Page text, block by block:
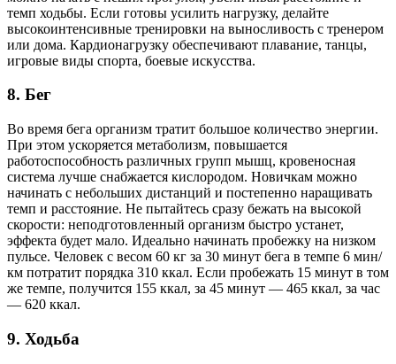
темп ходьбы. Если готовы усилить нагрузку, делайте
высокоинтенсивные тренировки на выносливость с тренером
или дома. Кардионагрузку обеспечивают плавание, танцы,
игровые виды спорта, боевые искусства.
8. Бег
Во время бега организм тратит большое количество энергии.
При этом ускоряется метаболизм, повышается
работоспособность различных групп мышц, кровеносная
система лучше снабжается кислородом. Новичкам можно
начинать с небольших дистанций и постепенно наращивать
темп и расстояние. Не пытайтесь сразу бежать на высокой
скорости: неподготовленный организм быстро устанет,
эффекта будет мало. Идеально начинать пробежку на низком
пульсе. Человек с весом 60 кг за 30 минут бега в темпе 6 мин/
км потратит порядка 310 ккал. Если пробежать 15 минут в том
же темпе, получится 155 ккал, за 45 минут — 465 ккал, за час
— 620 ккал.
9. Ходьба